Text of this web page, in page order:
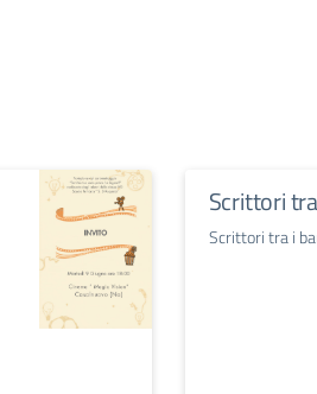
Scrittori
Scrittori tra i